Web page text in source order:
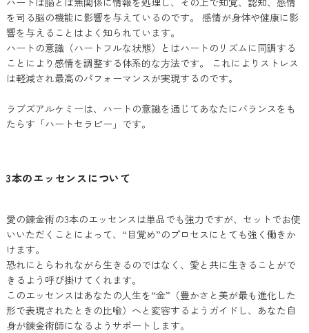
を司る脳の機能に影響を与えているのです。 感情が身体や健康に影
響を与えることはよく知られています。
ハートの意識（ハートフルな状態）とはハートのリズムに同調する
ことにより感情を調整する体系的な方法です。 これによりストレス
は軽減され最高のパフォーマンスが実現するのです。
ラブズアルケミーは、ハートの意識を通じてあなたにバランスをも
たらす「ハートセラピー」です。
3本のエッセンスについて
愛の錬金術の3本のエッセンスは単品でも強力ですが、セットでお使
いいただくことによって、“目覚め”のプロセスにとても強く働きか
けます。
恐れにとらわれながら生きるのではなく、愛と共に生きることがで
きるよう呼び掛けてくれます。
このエッセンスはあなたの人生を“金”（豊かさと美が最も進化した
形で表現されたときの比喩）へと変容するようガイドし、あなた自
身が錬金術師になるようサポートします。